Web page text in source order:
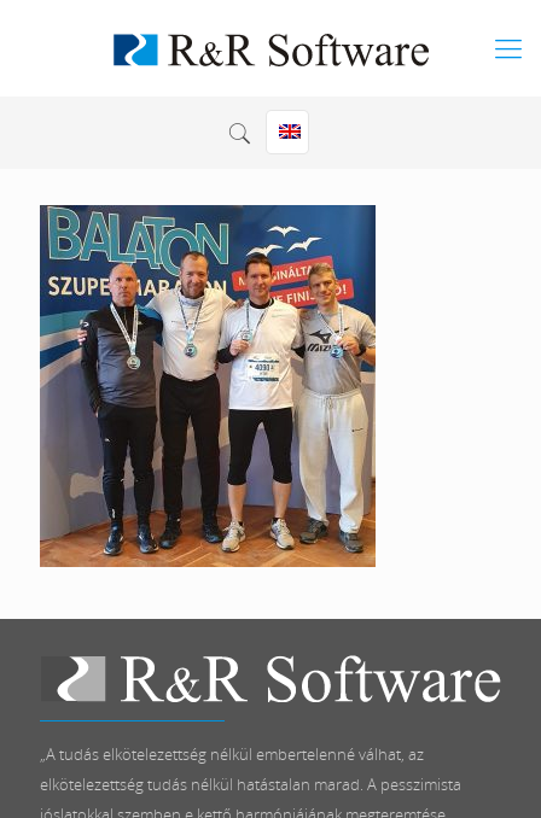
„A tudás elkötelezettség nélkül embertelenné válhat, az
elkötelezettség tudás nélkül hatástalan marad. A pesszimista